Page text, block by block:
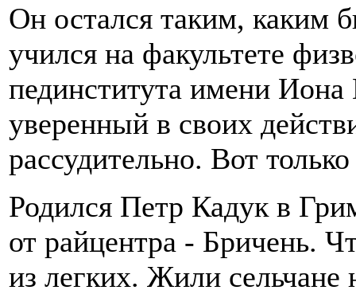
Он остался таким, каким
учился на факультете
пединститута имени
уверенный в своих
рассудительно. Вот
Родился Петр Кадук в
от райцентра - Бричень.
из легких. Жили сельчане